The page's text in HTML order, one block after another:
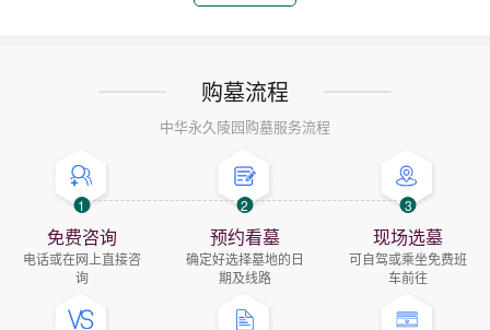
购墓流程
中华永久陵园购墓服务流程
1
免费咨询
电话或在网上直接咨
询
2
预约看墓
确定好选择墓地的日
期及线路
3
现场选墓
可自驾或乘坐免费班
车前往